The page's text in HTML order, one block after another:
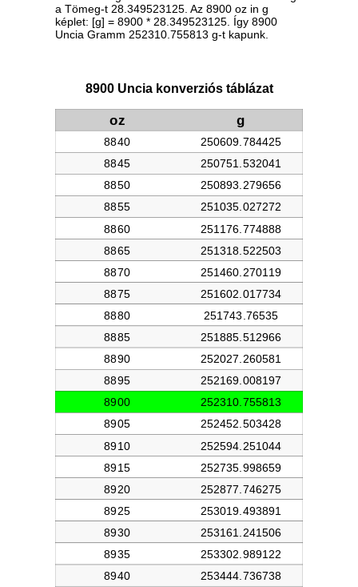
a Tömeg-t 28.349523125. Az 8900 oz in g
képlet: [g] = 8900 * 28.349523125. Így 8900
Uncia Gramm 252310.755813 g-t kapunk.
8900 Uncia konverziós táblázat